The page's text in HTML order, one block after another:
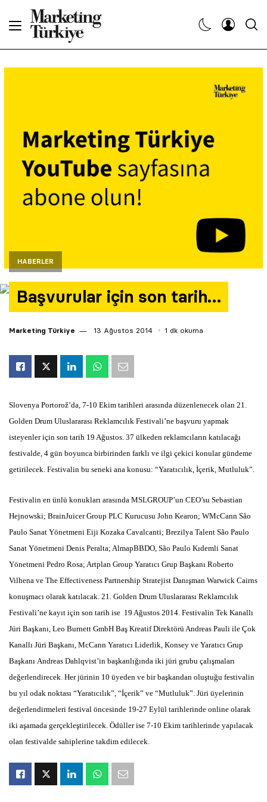
HABERLER
Başvurular için son tarih…
Marketing Türkiye 13 Ağustos 2014 1 dk okuma
Slovenya Portorož’da, 7-10 Ekim tarihleri arasındadüzenlenecek olan 21.
Golden Drum Uluslararası Reklamcılık Festivali’ne başvuru yapmak
isteyenler için son tarih 19 Ağustos. 37 ülkeden reklamcıların katılacağı
festivalde, 4 gün boyunca birbirinden farklı ve ilgi çekici konular gündeme
getirilecek. Festivalin bu seneki ana konusu: “Yaratıcılık, İçerik, Mutluluk”.
Festivalin en ünlü konukları arasında MSLGROUP’un CEO’su Sebastian
Hejnowski; BrainJuicer Group PLC Kurucusu John Kearon; WMcCann São
Paulo Sanat Yönetmeni Eiji Kozaka Cavalcanti; Brezilya Talent São Paulo
Sanat Yönetmeni Denis Peralta; AlmapBBDO, São Paulo Kıdemli Sanat
Yönetmeni Pedro Rosa; Artplan Group Yaratıcı Grup Başkanı Roberto
Vilhena ve The Effectiveness Partnership Stratejist Danışman Warwick Cairns
konuşmacı olarak katılacak. 21. Golden Drum Uluslararası Reklamcılık
Festivali’ne kayıt için son tarih ise 19 Ağustos 2014. Festivalin Tek Kanallı
Jüri Başkanı, Leo Burnett GmbH Baş Kreatif Direktörü Andreas Pauli ile Çok
Kanallı Jüri Başkanı, McCann Yaratıcı Liderlik, Konsey ve Yaratıcı Grup
Başkanı Andreas Dahlqvist’in başkanlığında iki jüri grubu çalışmaları
değerlendirecek. Her jürinin 10 üyeden ve bir başkandan oluştuğu festivalin
bu yıl odak noktası “Yaratıcılık”, “İçerik” ve “Mutluluk”. Jüri üyelerinin
değerlendirmeleri festival öncesinde 19-27 Eylül tarihlerinde online olarak
iki aşamada gerçekleştirilecek. Ödüller ise 7-10 Ekim tarihlerinde yapılacak
olan festivalde sahiplerine takdim edilecek.
Dergiler
Etkinlikler
Yazarlar
Araştırma